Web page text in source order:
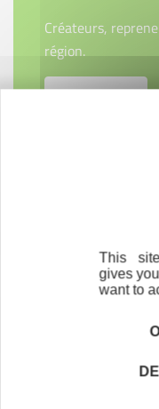
Créateurs,
région.
En savoir plus
Découvrez qui ils
This
gives
want to